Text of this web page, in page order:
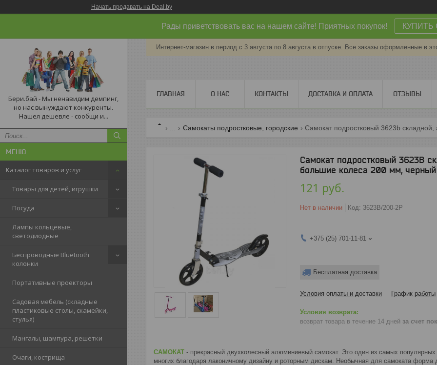
Начать продавать на Deal.by
Рады приветствовать вас на нашем сайте! Приятных покупок! КУПИТЬ
Бери.бай - Мы ненавидим демпинг,
но нас вынуждают конкуренты.
Нашел дешевле - сообщи и...
Каталог товаров и услуг
Товары для детей, игрушки
Посуда
Лампы кольцевые,
светодиодные
Беспроводные Bluetooth
колонки
Портативные проекторы
Садовая мебель (складные
пластиковые столы, скамейки,
стулья)
Мангалы, шампура, решетки
Очаги, кострища
Интернет-магазин в период с 3 августа по 8 августа в отпуске. Все заказы оформленные в
ГЛАВНАЯ О НАС КОНТАКТЫ ДОСТАВКА И ОПЛАТА ОТЗЫВЫ
Самокаты подростковые, городские
Самокат подростковый 3623B
большие колеса 200 мм, черный
121 руб.
Нет в наличии Код: 3623B/200-2P
+375 (25) 701-11-81
Бесплатная доставка
Условия оплаты и доставки График работы
возврат товара в течение 14 дней за счет
САМОКАТ - прекрасный двухколесный алюминиевый самокат. Это один из самых
многих благодаря лаконичному дизайну и роторным дискам. Необычная для самоката форма